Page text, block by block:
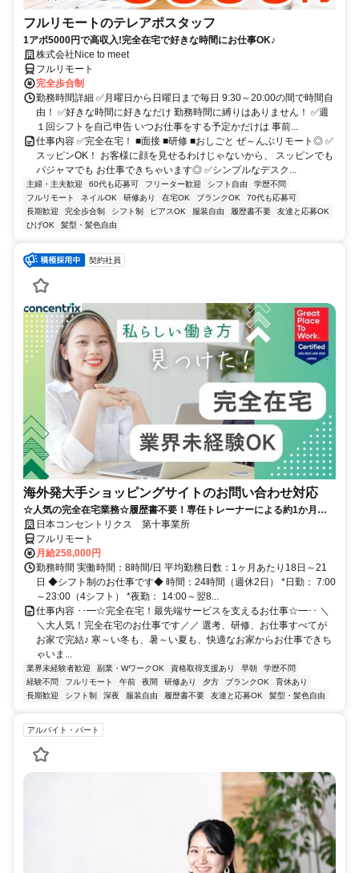
フルリモートのテレアポスタッフ
1アポ5000円で高収入!完全在宅で好きな時間にお仕事OK♪
株式会社Nice to meet
フルリモート
完全歩合制
勤務時間詳細 ✅月曜日から日曜日まで毎日 9:30～20:00の間で時間自
由！ ✅好きな時間に好きなだけ 勤務時間に縛りはありません！ ✅週
１回シフトを自己申告 いつお仕事をする予定かだけは 事前...
仕事内容 ✅完全在宅！ ■面接 ■研修 ■おしごと ぜ～んぶリモート◎ ✅
スッピンOK！ お客様に顔を見せるわけじゃないから、 スッピンでも
パジャマでも お仕事できちゃいます◎ ✅シンプルなデスク...
主婦・主夫歓迎 60代も応募可 フリーター歓迎 シフト自由
学歴不問
フルリモート
ネイルOK 研修あり 在宅OK ブランクOK
70代も応募可
長期歓迎
完全歩合制 シフト制 ピアスOK 服装自由 履歴書不要
友達と応募OK
ひげOK
髪型・髪色自由
契約社員
海外発大手ショッピングサイトのお問い合わせ対応
☆人気の完全在宅業務☆履歴書不要！専任トレーナーによる約1か月の
研修で、業界未経験の方も安心！
日本コンセントリクス 第十事業所
フルリモート
月給258,000円
勤務時間 実働時間：8時間/日 平均勤務日数：1ヶ月あたり18日～21
日 ◆シフト制のお仕事です◆ 時間：24時間（週休2日） *日勤： 7:00
～23:00（4シフト） *夜勤： 14:00～翌8...
仕事内容 ･･━☆完全在宅！最先端サービスを支えるお仕事☆━･･ ＼
＼大人気！完全在宅のお仕事です／／ 選考、研修、お仕事すべてが
お家で完結♪ 寒～い冬も、暑～い夏も、快適なお家からお仕事できち
ゃいま...
業界未経験者歓迎 副業・WワークOK 資格取得支援あり 早朝
学歴不問
経験不問
フルリモート 午前 夜間 研修あり 夕方 ブランクOK
育休あり
長期歓迎
シフト制 深夜 服装自由 履歴書不要 友達と応募OK 髪型・髪色自由
アルバイト・パート